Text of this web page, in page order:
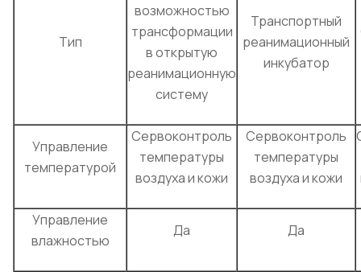
Тип
возможностью
трансформации
в открытую
реанимационную
систему
Транспортный
реанимационный
инкубатор
Управление
температурой
Сервоконтроль
температуры
воздуха и кожи
Сервоконтроль
температуры
воздуха и кожи
Управление
влажностью
Да Да